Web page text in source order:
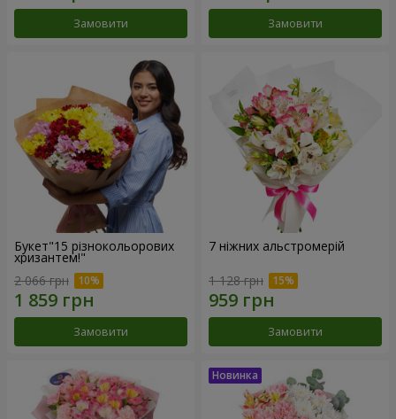
Замовити Замовити
Букет"15 різнокольорових
хризантем!"
2 066 грн
Замовити
7 ніжних альстромерій
1 128 грн
Замовити